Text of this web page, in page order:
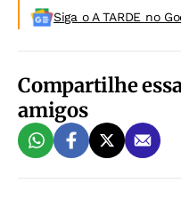
Siga o A TARDE no
Compartilhe
amigos